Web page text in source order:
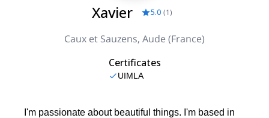
Xavier 5.0 (1)
Caux et Sauzens, Aude (France)
Certificates
UIMLA
I'm passionate about beautiful things. I'm based in